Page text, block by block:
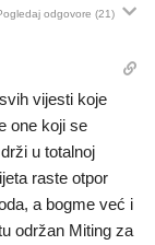
odgovore (21)
vijesti koje
one koji se
u totalnoj
raste otpor
a bogme već i
održan Miting za